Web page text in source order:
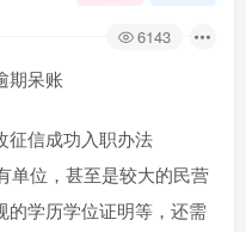
6143
期呆账
征信成功入职办法
单位，甚至是较大的民营
的学历学位证明等，还需